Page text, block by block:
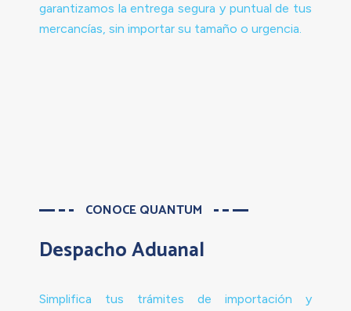
garantizamos la entrega segura y puntual de tus
mercancías, sin importar su tamaño o urgencia.
CONOCE QUANTUM
Despacho Aduanal
Simplifica tus trámites de importación y